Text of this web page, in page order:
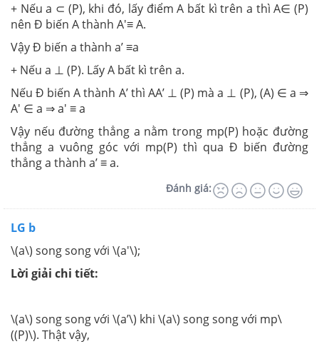
+ Nếu a ⊂ (P), khi đó, lấy điểm A bất kì trên a thì A∈ (P)
nên Đ biến A thành A'≡ A.
Vậy Đ biến a thành a’ ≡a
+ Nếu a ⊥ (P). Lấy A bất kì trên a.
Nếu Đ biến A thành A’ thì AA’ ⊥ (P) mà a ⊥ (P), (A) ∈ a ⇒
A' ∈ a ⇒ a' ≡ a
Vậy nếu đường thẳng a nằm trong mp(P) hoặc đường
thẳng a vuông góc với mp(P) thì qua Đ biến đường
thẳng a thành a’ ≡ a.
Đánh giá:
LG b
\(a\) song song với \(a'\);
Lời giải chi tiết:
\(a\) song song với \(a’\) khi \(a\) song song với mp\
((P)\). Thật vậy,